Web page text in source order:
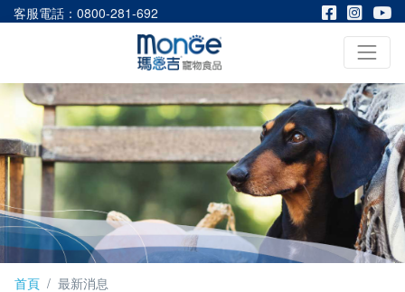
客服電話：0800-281-692
首頁
最新消息